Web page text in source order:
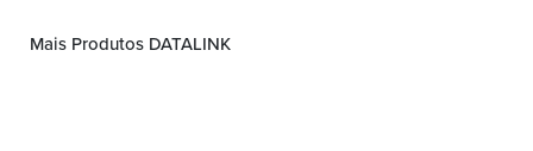
Mais Produtos DATALINK